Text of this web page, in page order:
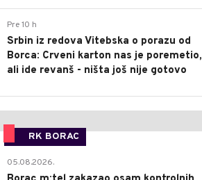
Pre 10 h
Srbin iz redova Vitebska o porazu od
Borca: Crveni karton nas je poremetio,
ali ide revanš - ništa još nije gotovo
RK BORAC
05.08.2026.